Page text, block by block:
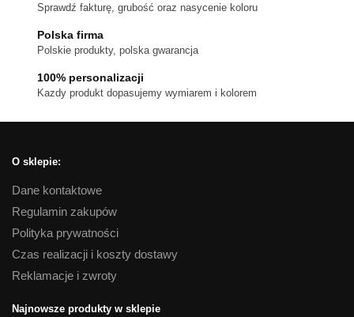
na
produktu
Sprawdź fakturę, grubość oraz nasycenie koloru
Polska firma
Polskie produkty, polska gwarancja
100% personalizacji
Kazdy produkt dopasujemy wymiarem i kolorem
O sklepie:
Dane kontaktowe
Regulamin zakupów
Polityka prywatności
Czas realizacji i koszty dostawy
Reklamacje i zwroty
Najnowsze produkty w sklepie